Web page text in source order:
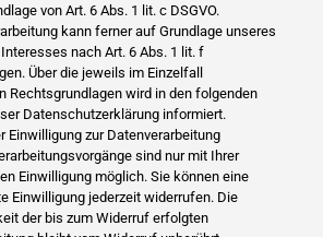
von Art. 6 Abs. 1 lit. c DSGVO.
kann ferner auf Grundlage unseres
nach Art. 6 Abs. 1 lit. f
Über die jeweils im Einzelfall
Rechtsgrundlagen wird in den folgenden
Datenschutzerklärung informiert.
Einwilligung zur Datenverarbeitung
sind nur mit Ihrer
Einwilligung möglich. Sie können eine
Einwilligung jederzeit widerrufen. Die
der bis zum Widerruf erfolgten